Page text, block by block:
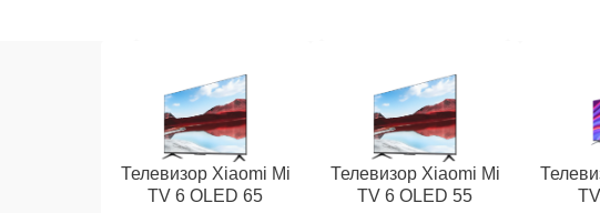
Телевизор Xiaomi Mi
TV 6 OLED 65
Телевизор Xiaomi Mi
TV 6 OLED 55